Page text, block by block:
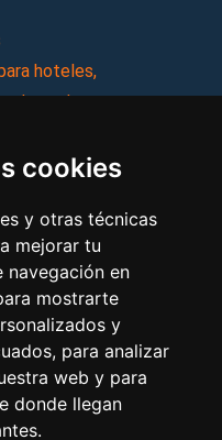
cookies
y otras técnicas
mejorar tu
navegación en
mostrarte
y
para analizar
web y para
donde llegan
hoteles,
hostales,
de uso
de Viajes Combinados
Uso de cookies
Area privada